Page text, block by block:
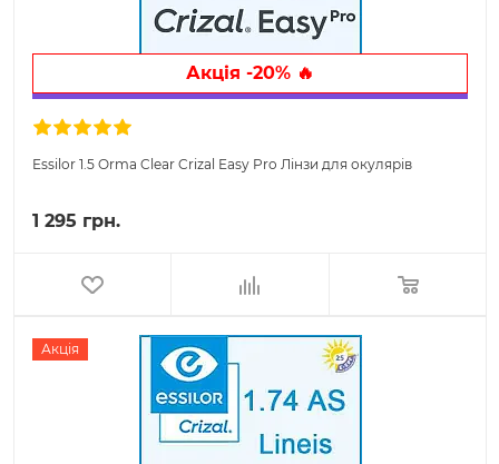
Акція -20% 🔥
Essilor 1.5 Orma Clear Crizal Easy Pro Лінзи для окулярів
1 295 грн.
Акція